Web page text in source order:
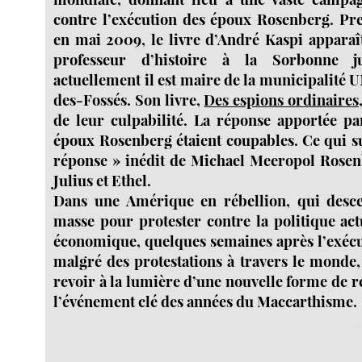
contre l’exécution des époux Rosenberg.
en mai 2009, le livre d’André Kaspi
professeur d’histoire à la Sorbonne
actuellement il est maire de la municipalité
des-Fossés. Son livre,Des espions ordinaires
de leur culpabilité. La réponse apportée
époux Rosenberg étaient coupables. Ce qui
réponse » inédit de Michael Meeropol
Julius et Ethel.
Dans une Amérique en rébellion, qui
masse pour protester contre la politique
économique, quelques semaines après
malgré des protestations à travers le
revoir à la lumière d’une nouvelle forme de
l’événement clé des années du Maccarthisme.